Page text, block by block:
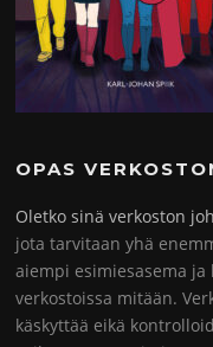
OPAS
Oletko sinä verkoston
jota tarvitaan yhä
aiempi esimiesasema ja
verkostoissa mitään.
käskyttää eikä